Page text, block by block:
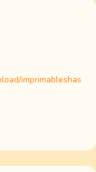
imprimableshas